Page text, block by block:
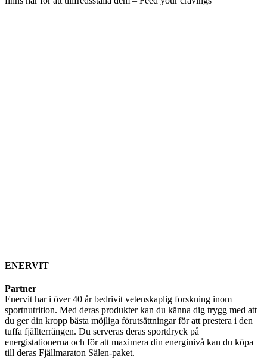
ENERVIT
Partner
Enervit har i över 40 år bedrivit vetenskaplig forskning inom
sportnutrition. Med deras produkter kan du känna dig trygg med att
du ger din kropp bästa möjliga förutsättningar för att prestera i den
tuffa fjällterrängen. Du serveras deras sportdryck på
energistationerna och för att maximera din energinivå kan du köpa
till deras Fjällmaraton Sälen-paket.